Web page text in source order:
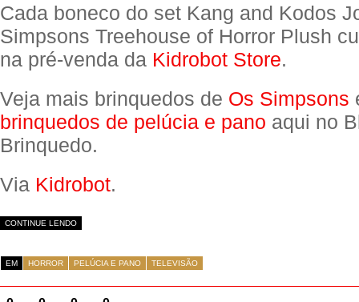
Cada boneco do set Kang and Kodos
Simpsons Treehouse of Horror Plush
na pré-venda da Kidrobot Store.
Veja mais brinquedos de Os Simpsons
brinquedos de pelúcia e pano aqui no
Brinquedo.
Via Kidrobot.
CONTINUE LENDO
EM HORROR PELÚCIA E PANO TELEVISÃO